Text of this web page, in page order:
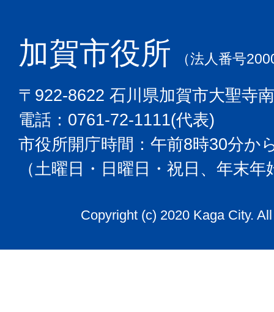
加賀市役所 （法人番号
〒922-8622 石川県加賀市大聖寺
電話：0761-72-1111(代表)
市役所開庁時間：午前8時30分か
（土曜日・日曜日・祝日、年末
Copyright (c) 2020 Kaga City.